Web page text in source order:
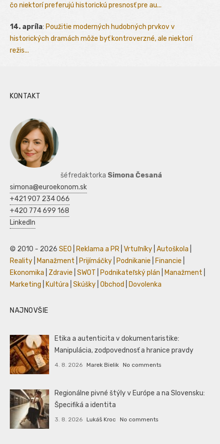
čo niektorí preferujú historickú presnosť pre au...
14. apríla: Použitie moderných hudobných prvkov v
historických dramách môže byť kontroverzné, ale niektorí
režis...
KONTAKT
šéfredaktorka Simona Česaná
simona@euroekonom.sk
+421 907 234 066
+420 774 699 168
LinkedIn
© 2010 - 2026 SEO Reklama a PR Vrtuľníky Autoškola
Reality
Manažment Prijímáčky Podnikanie Financie
Ekonomika
Zdravie SWOT Podnikateľský plán Manažment
Marketing
Kultúra Skúšky Obchod Dovolenka
NAJNOVŠIE
Etika a autenticita v dokumentaristike:
Manipulácia, zodpovednosť a hranice pravdy
4. 8. 2026 Marek Bielik No comments
Regionálne pivné štýly v Európe a na Slovensku:
Špecifiká a identita
3. 8. 2026 Lukáš Kroc No comments